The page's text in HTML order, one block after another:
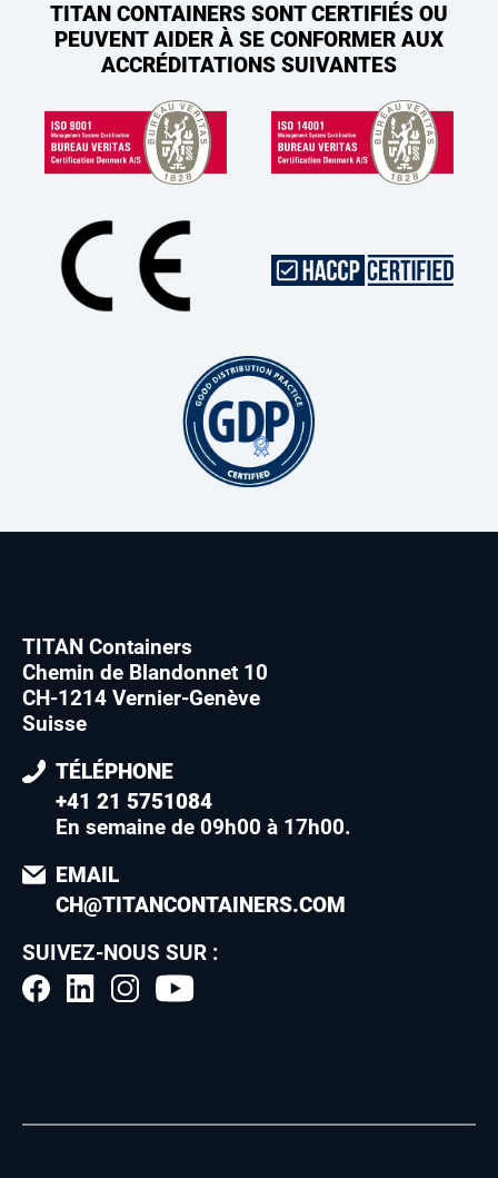
TITAN CONTAINERS SONT CERTIFIÉS OU
PEUVENT AIDER À SE CONFORMER AUX
ACCRÉDITATIONS SUIVANTES
TITAN Containers
Chemin de Blandonnet 10
CH-1214 Vernier-Genève
Suisse
TÉLÉPHONE
+41 21 5751084
En semaine de 09h00 à 17h00.
EMAIL
CH@TITANCONTAINERS.COM
SUIVEZ-NOUS SUR :